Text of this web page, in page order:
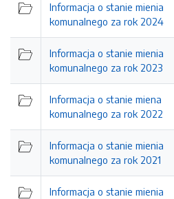
Informacja o stanie mienia
komunalnego za rok 2024
Informacja o stanie mienia
komunalnego za rok 2023
Informacja o stanie miena
komunalnego za rok 2022
Informacja o stanie mienia
komunalnego za rok 2021
Informacja o stanie mienia